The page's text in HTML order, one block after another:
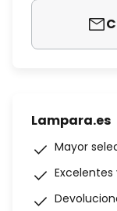
Lampara.es
Mayor